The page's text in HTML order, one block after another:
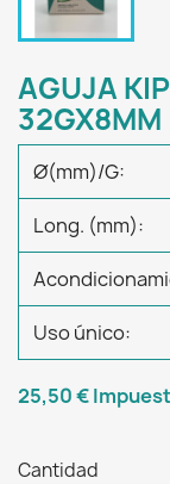
AGUJA
32GX8MM
Ø(mm)/G:
Long. (mm):
Uso único:
25,50 €
Cantidad